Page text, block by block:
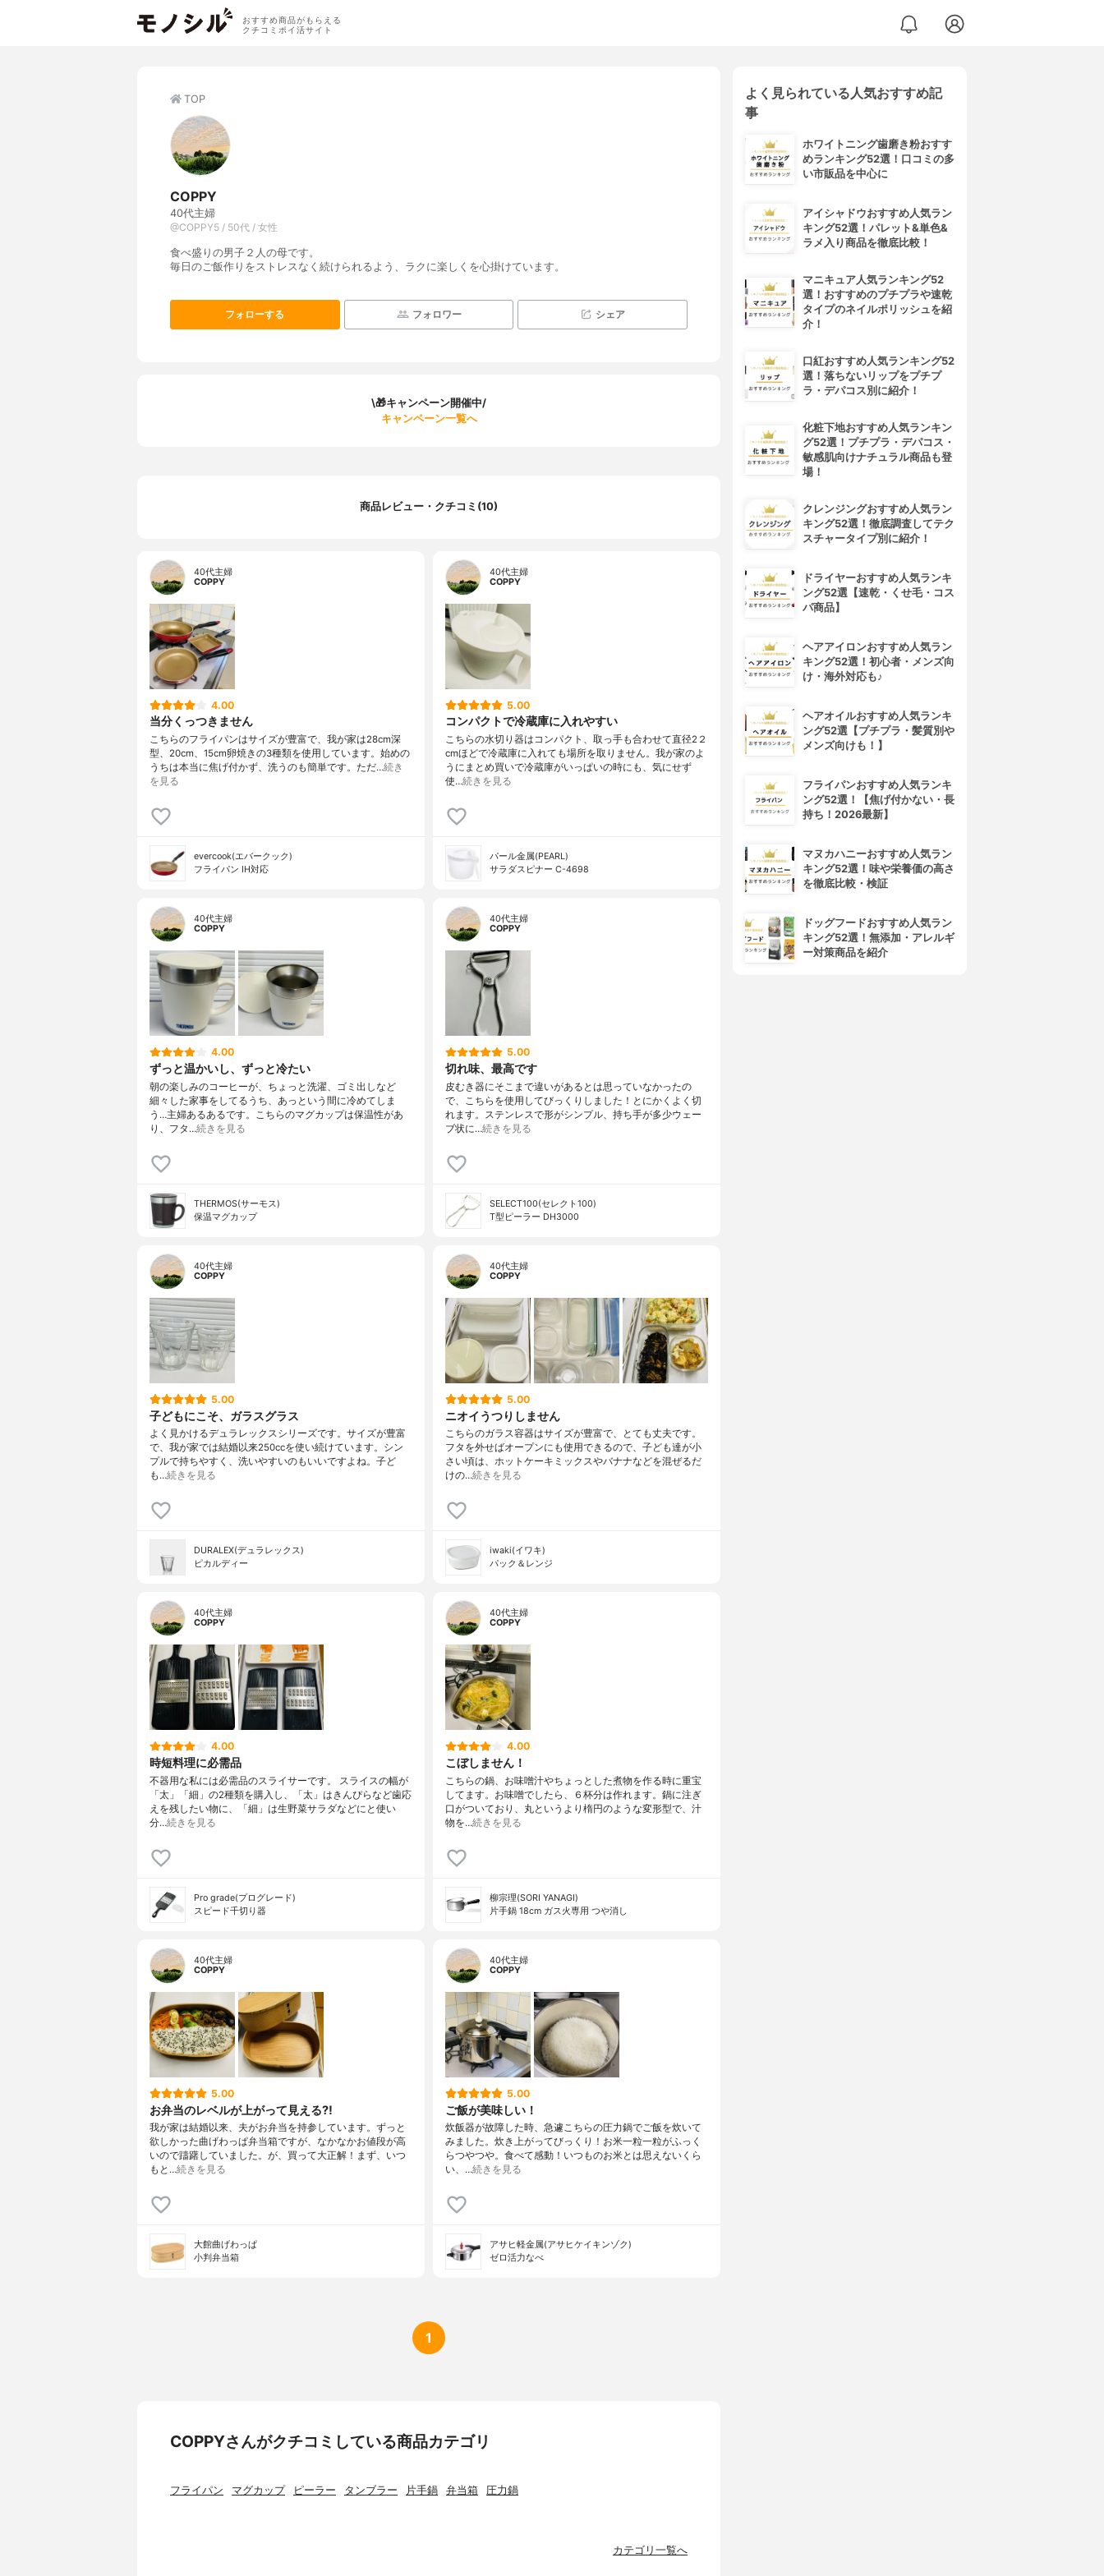
おすすめ商品がもらえる
クチコミポイ活サイト
TOP
COPPY
40代主婦
@COPPY5 / 50代 / 女性
食べ盛りの男子２人の母です。
毎日のご飯作りをストレスなく続けられるよう、ラクに楽しくを心掛けています。
フォローする フォロワー シェア
\🎁キャンペーン開催中/
キャンペーン一覧へ
商品レビュー・クチコミ(10)
40代主婦
COPPY
4.00
当分くっつきません
こちらのフライパンはサイズが豊富で、我が家は28cm深
型、20cm、15cm卵焼きの3種類を使用しています。始めの
うちは本当に焦げ付かず、洗うのも簡単です。ただ…続き
を見る
evercook(エバークック)
フライパン IH対応
40代主婦
COPPY
5.00
コンパクトで冷蔵庫に入れやすい
こちらの水切り器はコンパクト、取っ手も合わせて直径2２
cmほどで冷蔵庫に入れても場所を取りません。我が家のよ
うにまとめ買いで冷蔵庫がいっぱいの時にも、気にせず
使…続きを見る
パール金属(PEARL)
サラダスピナー C-4698
40代主婦
COPPY
4.00
ずっと温かいし、ずっと冷たい
朝の楽しみのコーヒーが、ちょっと洗濯、ゴミ出しなど
細々した家事をしてるうち、あっという間に冷めてしま
う…主婦あるあるです。こちらのマグカップは保温性があ
り、フタ…続きを見る
THERMOS(サーモス)
保温マグカップ
40代主婦
COPPY
5.00
切れ味、最高です
皮むき器にそこまで違いがあるとは思っていなかったの
で、こちらを使用してびっくりしました！とにかくよく切
れます。ステンレスで形がシンプル、持ち手が多少ウェー
ブ状に…続きを見る
SELECT100(セレクト100)
T型ピーラー DH3000
40代主婦
COPPY
5.00
子どもにこそ、ガラスグラス
よく見かけるデュラレックスシリーズです。サイズが豊富
で、我が家では結婚以来250ccを使い続けています。シン
プルで持ちやすく、洗いやすいのもいいですよね。子ど
も…続きを見る
DURALEX(デュラレックス)
ピカルディー
40代主婦
COPPY
5.00
ニオイうつりしません
こちらのガラス容器はサイズが豊富で、とても丈夫です。
フタを外せばオープンにも使用できるので、子ども達が小
さい頃は、ホットケーキミックスやバナナなどを混ぜるだ
けの…続きを見る
iwaki(イワキ)
パック＆レンジ
40代主婦
COPPY
4.00
時短料理に必需品
不器用な私には必需品のスライサーです。 スライスの幅が
「太」「細」の2種類を購入し、「太」はきんぴらなど歯応
えを残したい物に、「細」は生野菜サラダなどにと使い
分…続きを見る
Pro grade(プログレード)
スピード千切り器
40代主婦
COPPY
4.00
こぼしません！
こちらの鍋、お味噌汁やちょっとした煮物を作る時に重宝
してます。お味噌でしたら、６杯分は作れます。鍋に注ぎ
口がついており、丸というより楕円のような変形型で、汁
物を…続きを見る
柳宗理(SORI YANAGI)
片手鍋 18cm ガス火専用 つや消し
40代主婦
COPPY
5.00
お弁当のレベルが上がって見える⁈
我が家は結婚以来、夫がお弁当を持参しています。ずっと
欲しかった曲げわっぱ弁当箱ですが、なかなかお値段が高
いので躊躇していました。が、買って大正解！まず、いつ
もと…続きを見る
大館曲げわっぱ
小判弁当箱
40代主婦
COPPY
5.00
ご飯が美味しい！
炊飯器が故障した時、急遽こちらの圧力鍋でご飯を炊いて
みました。炊き上がってびっくり！お米一粒一粒がふっく
らつやつや。食べて感動！いつものお米とは思えないくら
い、…続きを見る
アサヒ軽金属(アサヒケイキンゾク)
ゼロ活力なべ
1
COPPYさんがクチコミしている商品カテゴリ
フライパン マグカップ ピーラー タンブラー 片手鍋 弁当箱 圧力鍋
カテゴリ一覧へ
よく見られている人気おすすめ記
事
ホワイトニング歯磨き粉おすす
めランキング52選！口コミの多
い市販品を中心に
アイシャドウおすすめ人気ラン
キング52選！パレット&単色&
ラメ入り商品を徹底比較！
マニキュア人気ランキング52
選！おすすめのプチプラや速乾
タイプのネイルポリッシュを紹
介！
口紅おすすめ人気ランキング52
選！落ちないリップをプチプ
ラ・デパコス別に紹介！
化粧下地おすすめ人気ランキン
グ52選！プチプラ・デパコス・
敏感肌向けナチュラル商品も登
場！
クレンジングおすすめ人気ラン
キング52選！徹底調査してテク
スチャータイプ別に紹介！
ドライヤーおすすめ人気ランキ
ング52選【速乾・くせ毛・コス
パ商品】
ヘアアイロンおすすめ人気ラン
キング52選！初心者・メンズ向
け・海外対応も♪
ヘアオイルおすすめ人気ランキ
ング52選【プチプラ・髪質別や
メンズ向けも！】
フライパンおすすめ人気ランキ
ング52選！【焦げ付かない・長
持ち！2026最新】
マヌカハニーおすすめ人気ラン
キング52選！味や栄養価の高さ
を徹底比較・検証
ドッグフードおすすめ人気ラン
キング52選！無添加・アレルギ
ー対策商品を紹介